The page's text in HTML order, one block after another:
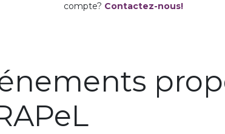
compte? Contactez-nous!